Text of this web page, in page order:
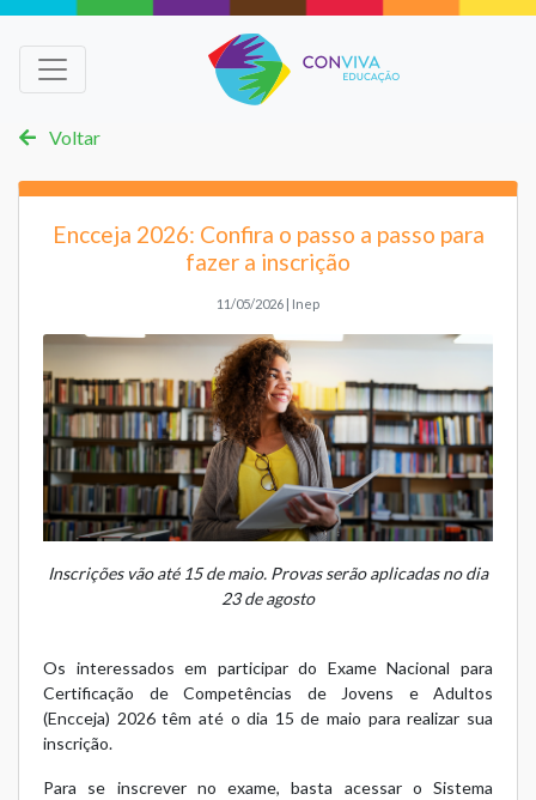
Voltar
Encceja 2026: Confira o passo a passo para
fazer a inscrição
11/05/2026 | Inep
Inscrições vão até 15 de maio. Provas serão aplicadas no dia
23 de agosto
Os interessados em participar do Exame Nacional para
Certificação de Competências de Jovens e Adultos
(Encceja) 2026 têm até o dia 15 de maio para realizar sua
inscrição.
Para se inscrever no exame, basta acessar o Sistema